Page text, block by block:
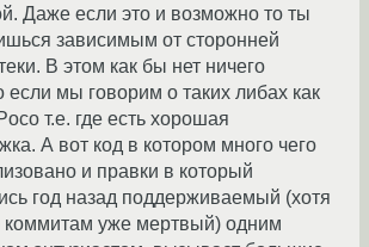
Даже если это и возможно то ты
зависимым от сторонней
В этом как бы нет ничего
если мы говорим о таких либах как
т.е. где есть хорошая
А вот код в котором много чего
и правки в который
год назад поддерживаемый (хотя
коммитам уже мертвый) одним